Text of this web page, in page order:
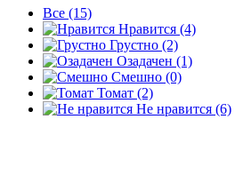
Все (15)
Нравится (4)
Грустно (2)
Озадачен (1)
Смешно (0)
Томат (2)
Не нравится (6)